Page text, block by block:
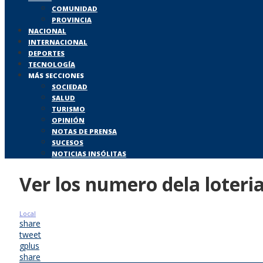
COMUNIDAD
PROVINCIA
NACIONAL
INTERNACIONAL
DEPORTES
TECNOLOGÍA
MÁS SECCIONES
SOCIEDAD
SALUD
TURISMO
OPINIÓN
NOTAS DE PRENSA
SUCESOS
NOTICIAS INSÓLITAS
Ver los numero dela
Local
share
tweet
gplus
share